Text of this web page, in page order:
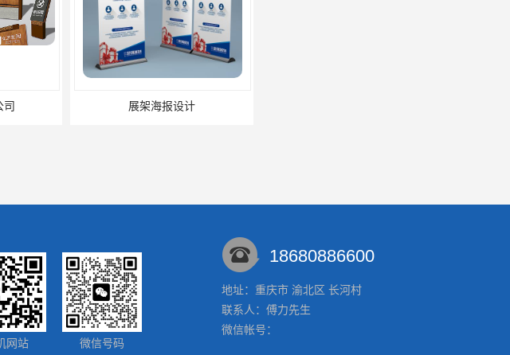
展架海报设计
网站
微信号码
18680886600
地址：重庆市 渝北区 长河村
联系人：傅力先生
微信帐号：